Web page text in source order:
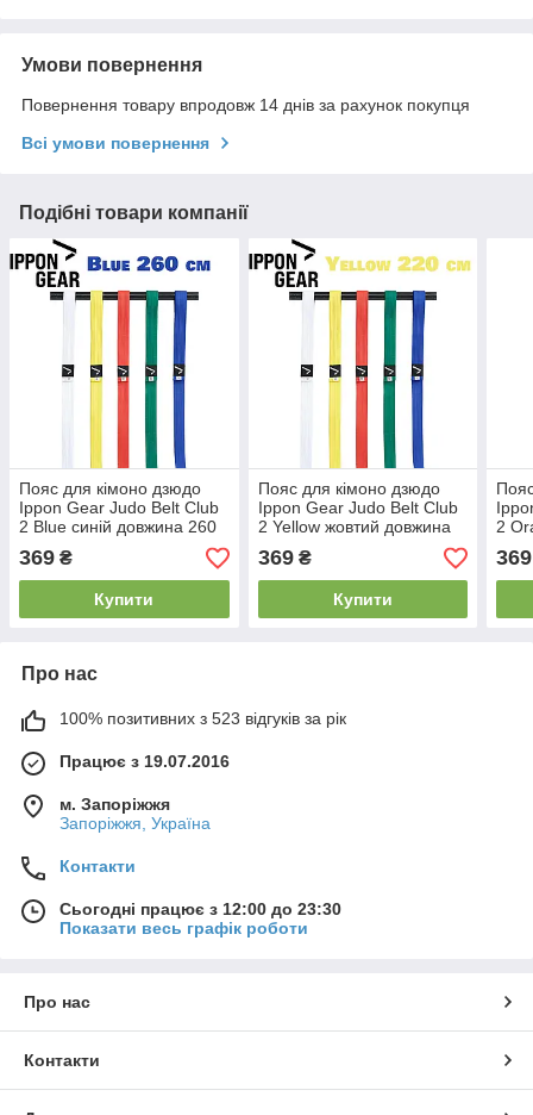
Умови повернення
Повернення товару впродовж 14 днів за рахунок покупця
Всі умови повернення
Подібні товари компанії
Пояс для кімоно дзюдо
Ippon Gear Judo Belt Club
2 Blue синій довжина 260
369 ₴
Купити
Пояс для кімоно дзюдо
Ippon Gear Judo Belt Club
2 Yellow жовтий довжина
369₴
Купити
2
369
Про нас
100% позитивних з 523 відгуків за рік
Працює з 19.07.2016
м. Запоріжжя
Запоріжжя, Україна
Контакти
Сьогодні працює з 12:00 до 23:30
Показати весь графік роботи
Про нас
Контакти